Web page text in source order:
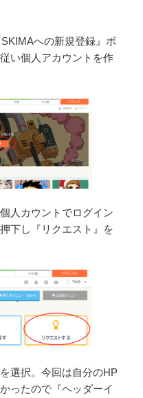
への新規登録』ボ
い個人アカウントを作
カウントでログイン
下し『リクエスト』を
択。今回は自分のHP
ったので『ヘッダーイ